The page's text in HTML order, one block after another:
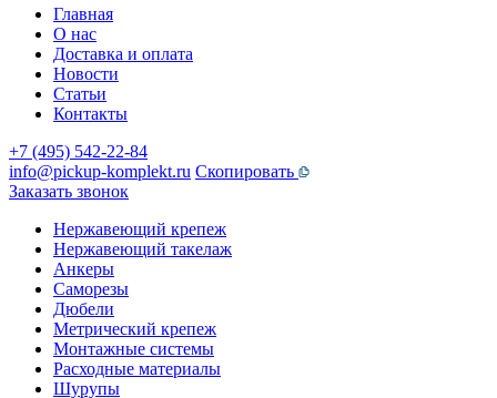
Главная
О нас
Доставка и оплата
Новости
Статьи
Контакты
+7 (495) 542-22-84
info@pickup-komplekt.ru Скопировать
Заказать звонок
Нержавеющий крепеж
Нержавеющий такелаж
Анкеры
Саморезы
Дюбели
Метрический крепеж
Монтажные системы
Расходные материалы
Шурупы